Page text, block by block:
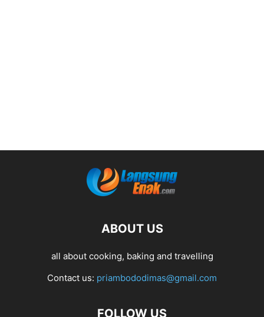
ABOUT US
all about cooking, baking and travelling
Contact us: priambododimas@gmail.com
FOLLOW US